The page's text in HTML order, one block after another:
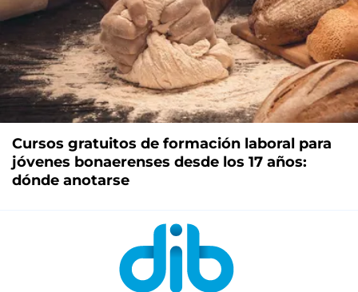
Cursos gratuitos de formación laboral para
jóvenes bonaerenses desde los 17 años:
dónde anotarse